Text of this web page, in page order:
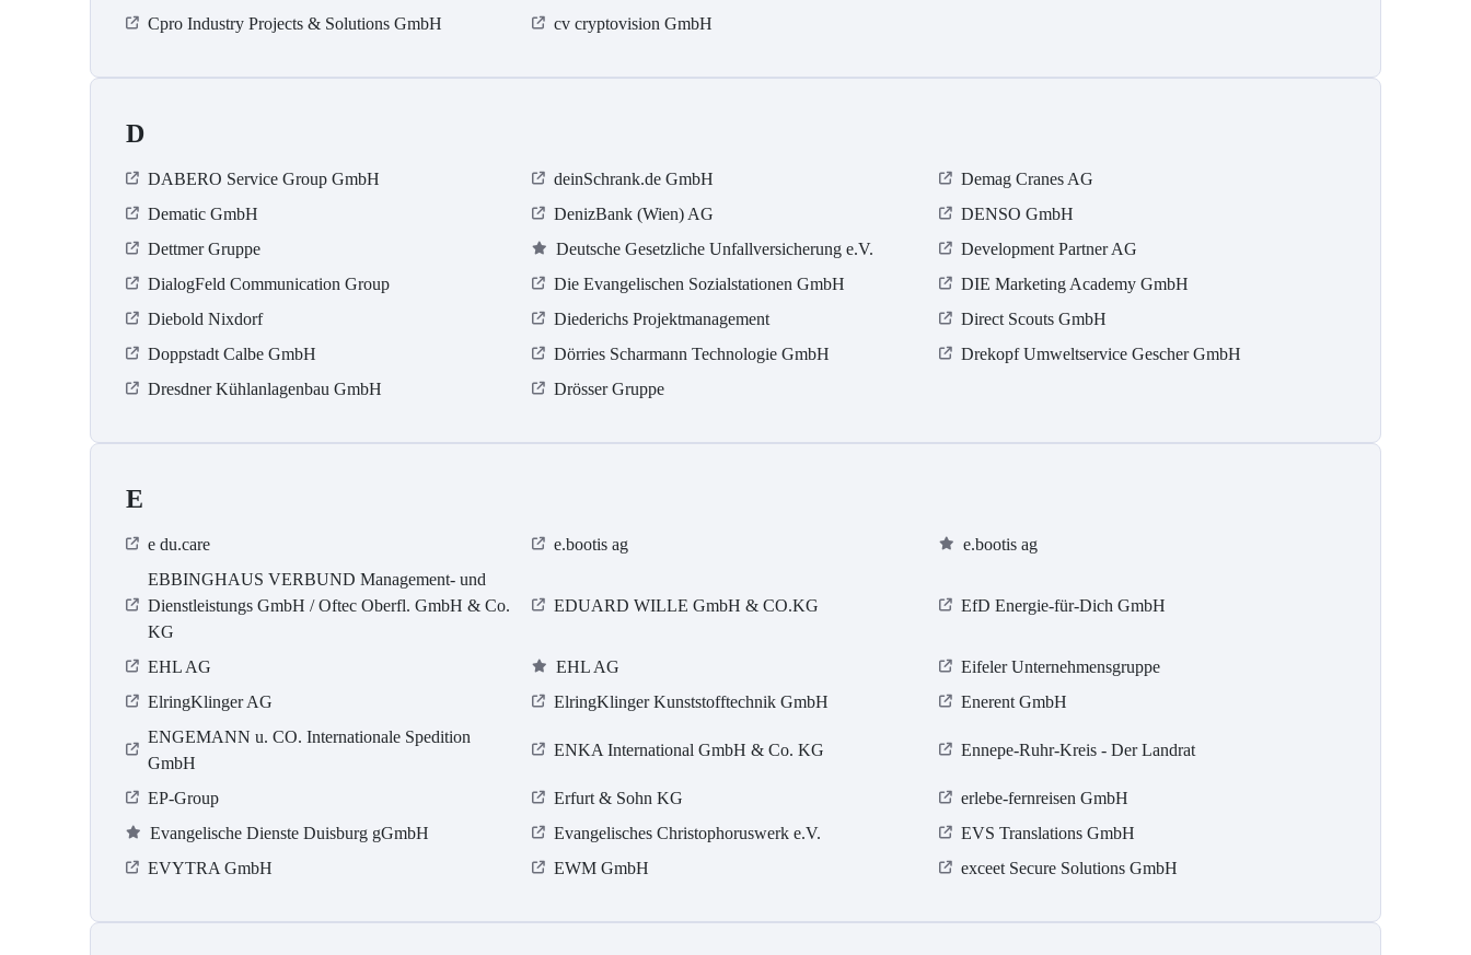
Cpro Industry Projects & Solutions GmbH
cv cryptovision GmbH
D
DABERO Service Group GmbH deinSchrank.de GmbH
Demag Cranes AG
Dematic GmbH
DenizBank (Wien) AG
DENSO GmbH
Dettmer Gruppe
Deutsche Gesetzliche Unfallversicherung e.V.
Development Partner AG
DialogFeld Communication Group
Die Evangelischen Sozialstationen GmbH
DIE Marketing Academy GmbH
Diebold Nixdorf
Diederichs Projektmanagement
Direct Scouts GmbH
Doppstadt Calbe GmbH
Dörries Scharmann Technologie GmbH
Drekopf Umweltservice Gescher GmbH
Dresdner Kühlanlagenbau GmbH
Drösser Gruppe
E
e du.care e.bootis ag
e.bootis ag
EBBINGHAUS VERBUND Management- und
Dienstleistungs GmbH / Oftec Oberfl. GmbH & Co.
KG
EDUARD WILLE GmbH & CO.KG EfD Energie-für-Dich GmbH
EHL AG EHL AG
Eifeler Unternehmensgruppe
ElringKlinger AG
ElringKlinger Kunststofftechnik GmbH
Enerent GmbH
ENGEMANN u. CO. Internationale Spedition
GmbH
ENKA International GmbH & Co. KG Ennepe-Ruhr-Kreis - Der Landrat
EP-Group Erfurt & Sohn KG
erlebe-fernreisen GmbH
Evangelische Dienste Duisburg gGmbH
Evangelisches Christophoruswerk e.V.
EVS Translations GmbH
EVYTRA GmbH
EWM GmbH exceet Secure Solutions GmbH